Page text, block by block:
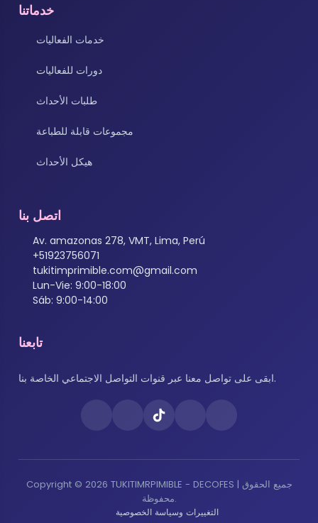
خدماتنا
خدمات الفعاليات
دورات للفعاليات
طلبات الأحداث
مجموعات قابلة للطباعة
هيكل الأحداث
اتصل بنا
Av. amazonas 278, VMT, Lima, Perú
+51923756071
tukitimprimible.com@gmail.com
Lun-Vie: 9:00-18:00
Sáb: 9:00-14:00
تابعنا
ابقى على تواصل معنا عبر قنوات التواصل الاجتماعي الخاصة بنا.
Copyright © 2026 TUKITIMRPIMIBLE - DECOFES | جميع الحقوق
محفوظة.
التغييرات وسياسة الخصوصية